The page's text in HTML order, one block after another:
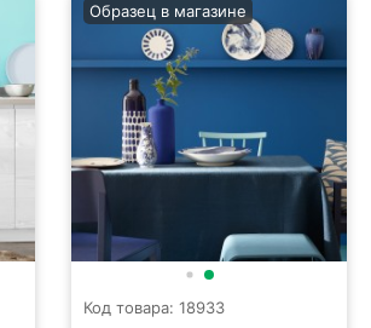
Код товара: 18933
Образец в магазине